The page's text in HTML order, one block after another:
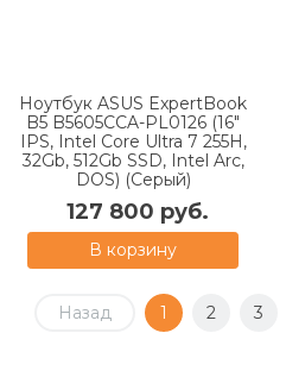
Ноутбук ASUS ExpertBook
B5 B5605CCA-PL0126 (16"
IPS, Intel Core Ultra 7 255H,
32Gb, 512Gb SSD, Intel Arc,
DOS) (Серый)
127 800 руб.
В корзину
Назад 1 2 3